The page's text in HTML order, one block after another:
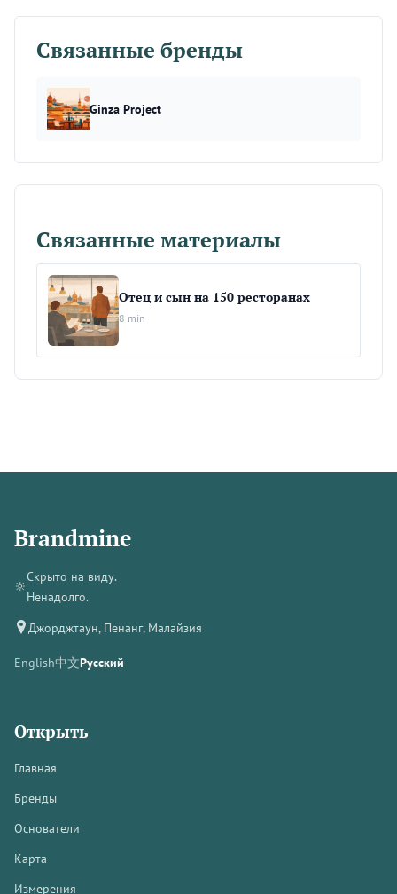
Связанные бренды
Ginza Project
Связанные материалы
Отец и сын на 150 ресторанах
8 min
Brandmine
🔆
Скрыто на виду.
Ненадолго.
Джорджтаун, Пенанг, Малайзия
English中文Русский
Открыть
Главная
Бренды
Основатели
Карта
Измерения